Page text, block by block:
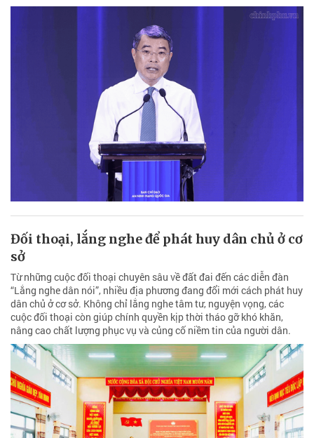
Đối thoại, lắng nghe để phát huy dân chủ ở cơ
sở
Từ những cuộc đối thoại chuyên sâu về đất đai đến các diễn đàn
“Lắng nghe dân nói”, nhiều địa phương đang đổi mới cách phát huy
dân chủ ở cơ sở. Không chỉ lắng nghe tâm tư, nguyện vọng, các
cuộc đối thoại còn giúp chính quyền kịp thời tháo gỡ khó khăn,
nâng cao chất lượng phục vụ và củng cố niềm tin của người dân.